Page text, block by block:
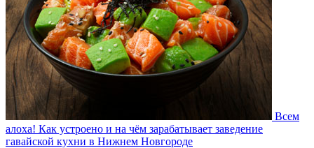
Всем
алоха! Как устроено и на чём зарабатывает заведение
гавайской кухни в Нижнем Новгороде